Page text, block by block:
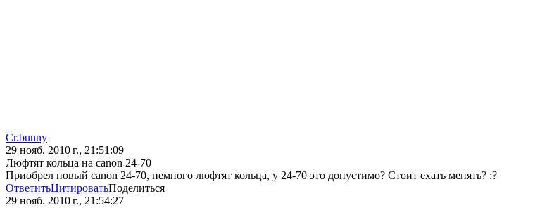
Cr.bunny
29 нояб. 2010 г., 21:51:09
Люфтят кольца на canon 24-70
Приобрел новый canon 24-70, немного люфтят кольца, у 24-70 это допустимо? Стоит ехать менять? :?
ОтветитьЦитироватьПоделиться
29 нояб. 2010 г., 21:54:27